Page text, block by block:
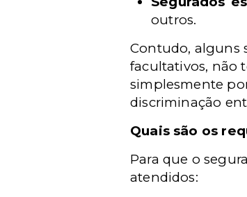
outros.
Contudo, alguns
facultativos, não
simplesmente
discriminação
Quais são os
Para que o
atendidos: